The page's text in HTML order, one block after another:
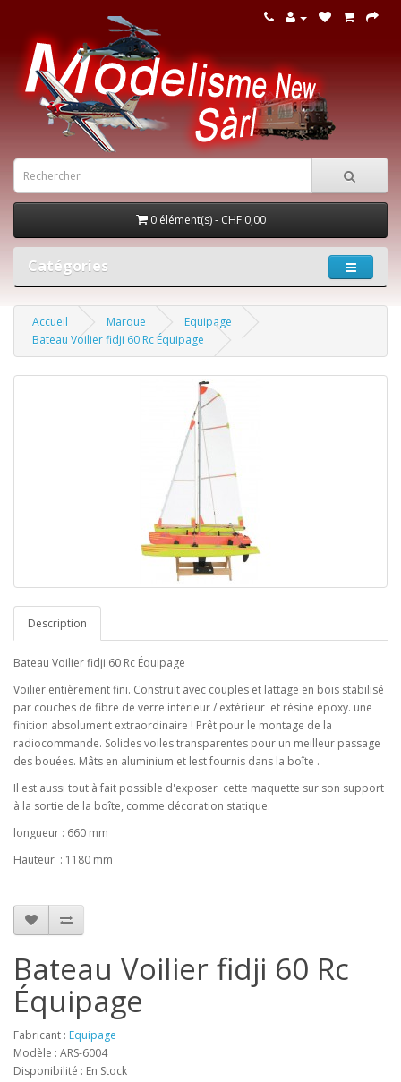
0 élément(s) - CHF 0,00
Catégories
Accueil Marque
Equipage
Bateau Voilier fidji 60 Rc Équipage
Description
Bateau Voilier fidji 60 Rc Équipage
Voilier entièrement fini. Construit avec couples et lattage en bois stabilisé
par couches de fibre de verre intérieur / extérieur et résine époxy. une
finition absolument extraordinaire ! Prêt pour le montage de la
radiocommande. Solides voiles transparentes pour un meilleur passage
des bouées. Mâts en aluminium et lest fournis dans la boîte .
Il est aussi tout à fait possible d'exposer cette maquette sur son support
à la sortie de la boîte, comme décoration statique.
longueur : 660 mm
Hauteur : 1180 mm
Bateau Voilier fidji 60 Rc
Équipage
Fabricant : Equipage
Modèle : ARS-6004
Disponibilité : En Stock